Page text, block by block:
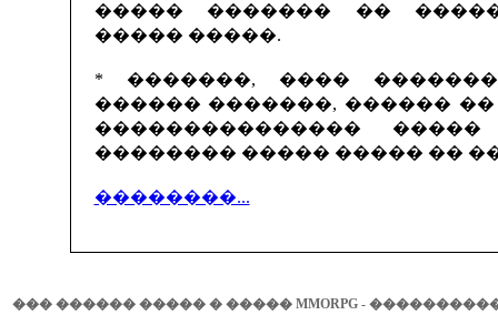
����� ������� ��
����� �����.
* �������, ����
������ �������, ������
���������������
�������� ����� ����� ��
��������...
��� ������ ����� � ����� MMORPG - ����������